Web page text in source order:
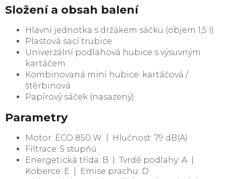
Složení a obsah balení
Hlavní jednotka s držákem sáčku (objem 1,5 l)
Plastová sací trubice
Univerzální podlahová hubice s výsuvným
kartáčem
Kombinovaná mini hubice: kartáčová /
štěrbinová
Papírový sáček (nasazený)
Parametry
Motor: ECO 850 W | Hlučnost: 79 dB(A)
Filtrace: 5 stupňů
Energetická třída: B | Tvrdé podlahy: A |
Koberce: E | Emise prachu: D